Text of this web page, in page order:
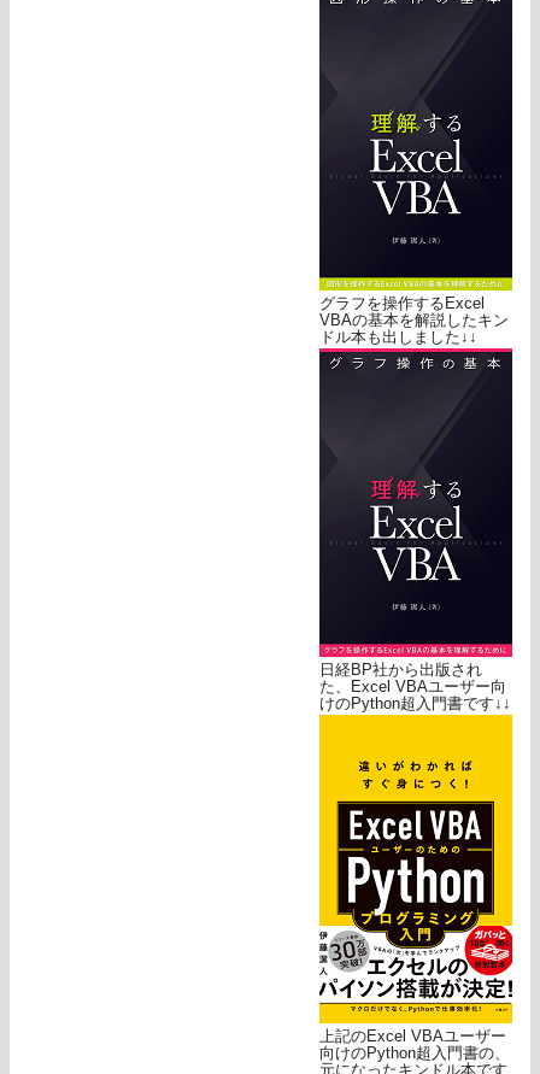
グラフを操作するExcel
VBAの基本を解説したキン
ドル本も出しました↓↓
日経BP社から出版され
た、Excel VBAユーザー向
けのPython超入門書です↓↓
上記のExcel VBAユーザー
向けのPython超入門書の、
元になったキンドル本です